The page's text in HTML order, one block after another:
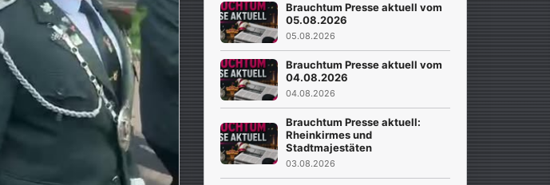
Brauchtum Presse aktuell vom
05.08.2026
05.08.2026
Brauchtum Presse aktuell vom
04.08.2026
04.08.2026
Brauchtum Presse aktuell:
Rheinkirmes und
Stadtmajestäten
03.08.2026